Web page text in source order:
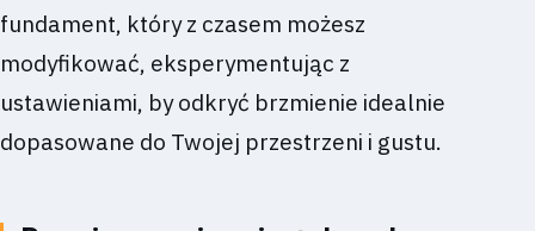
fundament, który z czasem możesz
modyfikować, eksperymentując z
ustawieniami, by odkryć brzmienie idealnie
dopasowane do Twojej przestrzeni i gustu.